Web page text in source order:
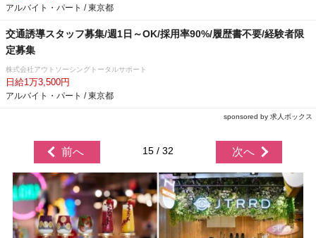
アルバイト・パート / 東京都
交通誘導スタッフ募集/週1日～OK/採用率90%/履歴書不要/経験者限
定募集
株式会社アウトソーシングトータルサポート
日給1万3,500円
アルバイト・パート / 東京都
sponsored by 求人ボックス
前へ 15 / 32 次へ